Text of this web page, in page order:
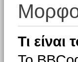
Τι είναι